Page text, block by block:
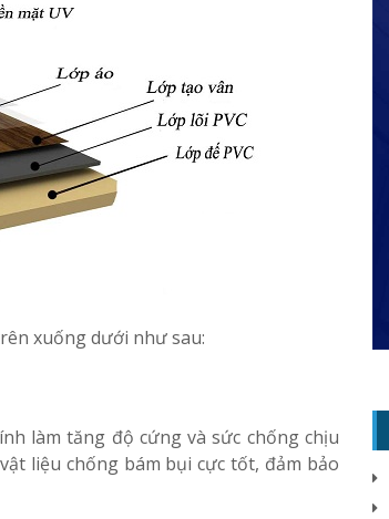
xuống dưới như sau:
làm tăng độ cứng và sức chống chịu
liệu chống bám bụi cực tốt, đảm bảo